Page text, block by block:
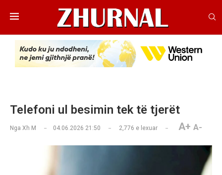
Telefoni ul besimin tek të tjerët
Nga Xh M 04.06.2026 21:50 2,776 e lexuar A+ A-